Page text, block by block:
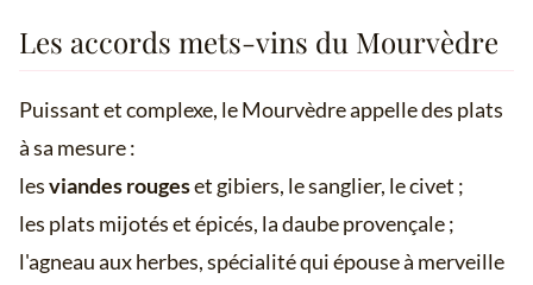
Les accords mets-vins du Mourvèdre
Puissant et complexe, le Mourvèdre appelle des plats
à sa mesure :
lesviandes rougeset gibiers, le sanglier, le civet ;
les plats mijotés et épicés, la daube provençale ;
l'agneau aux herbes, spécialité qui épouse à merveille